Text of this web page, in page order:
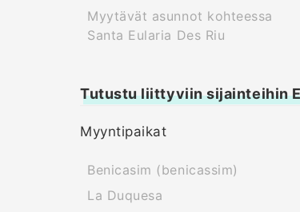
Myytävät asunnot kohteessa
Santa Eularia Des Riu
Tutustu liittyviin sijainteihin
Myyntipaikat
Benicasim (benicassim)
La Duquesa